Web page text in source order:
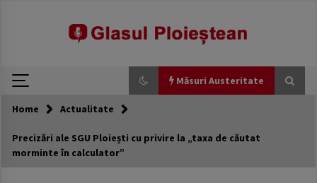
Măsuri Austeritate
Măsuri Austeritate
Home Actualitate
Precizări ale SGU Ploiești cu privire la „taxa de căutat
morminte în calculator”